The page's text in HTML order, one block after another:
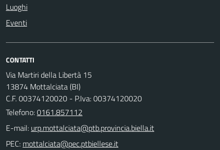
Luoghi
Eventi
CONTATTI
Via Martiri della Libertà 15
13874 Mottalciata (BI)
C.F. 00374120020 - P.Iva: 00374120020
Telefono:0161.857112
E-mail:
PEC: